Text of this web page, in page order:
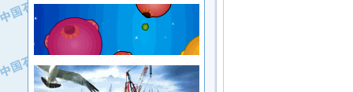
·中核苏阀科技实业股份有限公司
·山特电子（深圳）有限公司
·常州市中兴石油化工助剂有限公司
·姜堰市三联助剂有限公司
·四川中光高技术研究所有限责任公司
·中油油气勘探软件国家工程研究中心
·西安长庆钻宇集团咸阳石化有限公司
·新疆新冠控制系统工程有限公司
·新疆安维消防设施器材有限公司